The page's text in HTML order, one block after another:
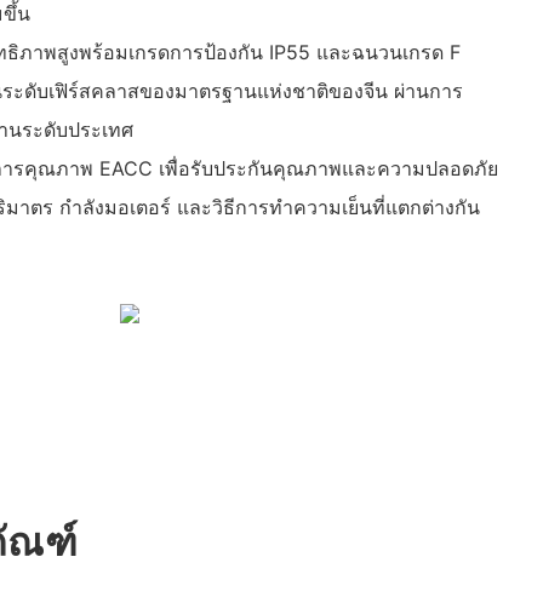
ขึ้น
ภาพสูงพร้อมเกรดการป้องกัน IP55 และฉนวนเกรด F
ะดับเฟิร์สคลาสของมาตรฐานแห่งชาติของจีน ผ่านการ
ระดับประเทศ
รคุณภาพ EACC เพื่อรับประกันคุณภาพและความปลอดภัย
าตร กำลังมอเตอร์ และวิธีการทำความเย็นที่แตกต่างกัน
ณฑ์